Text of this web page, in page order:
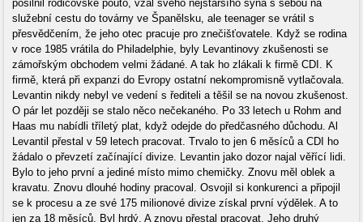
posilnil rodičovské pouto, vzal svého nejstaršího syna s sebou na
služební cestu do továrny ve Španělsku, ale teenager se vrátil s
přesvědčením, že jeho otec pracuje pro znečišťovatele. Když se rodina
v roce 1985 vrátila do Philadelphie, byly Levantinovy zkušenosti se
zámořským obchodem velmi žádané. A tak ho zlákali k firmě CDI. K
firmě, která při expanzi do Evropy ostatní nekompromisně vytlačovala.
Levantin nikdy nebyl ve vedení s řediteli a těšil se na novou zkušenost.
O pár let později se stalo něco nečekaného. Po 33 letech u Rohm and
Haas mu nabídli tříletý plat, když odejde do předčasného důchodu. Al
Levantil přestal v 59 letech pracovat. Trvalo to jen 6 měsíců a CDI ho
žádalo o převzetí začínající divize. Levantin jako dozor najal věřící lidi.
Bylo to jeho první a jediné místo mimo chemičky. Znovu měl oblek a
kravatu. Znovu dlouhé hodiny pracoval. Osvojil si konkurenci a připojil
se k procesu a ze své 175 milionové divize získal první výdělek. A to
jen za 18 měsíců. Byl hrdý. A znovu přestal pracovat. Jeho druhý